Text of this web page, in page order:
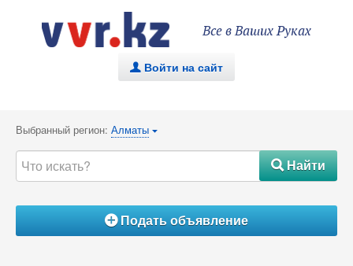
Все в Ваших Руках
. Войти на сайт
Выбранный регион: Алматы {
#Найти
ÁПодать объявление